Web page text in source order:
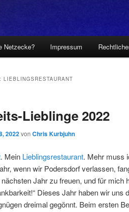
Netzecke? Impressum
LIEBLINGSRESTAURANT
Lieblinge 2022
2022von Chris Kurbjuhn
. Mein Lieblingsrestaurant. Mehr muss
wenn wir Podersdorf verlassen,
Jahr zu freuen, und für mich
Dieses Jahr haben wir uns
dreimal gegönnt. Beim ersten